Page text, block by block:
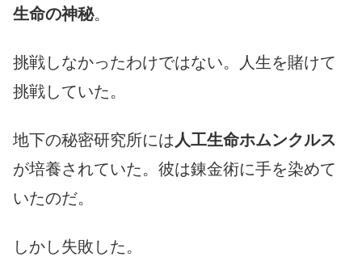
生命の神秘。
挑戦しなかったわけではない。人生を賭けて
挑戦していた。
地下の秘密研究所には 人工生命ホムンクルス
が培養されていた。彼は錬金術に手を染めて
いたのだ。
しかし失敗した。